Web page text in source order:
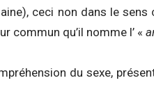
ceci non dans le
commun qu’il nomme l’ «
du sexe,